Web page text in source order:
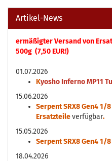
Artikel-News
ermäßigter Versand von
500g (7,50 EUR!)
01.07.2026
Kyosho Inferno MP11
15.06.2026
Serpent SRX8 Gen4 1/
Ersatzteileverfügbar.
15.05.2026
Serpent SRX8 Gen4 1/
18.04.2026